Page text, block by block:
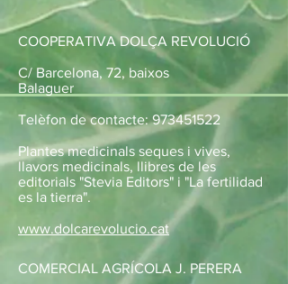
COOPERATIVA DOLÇA REVOLUCIÓ
C/ Barcelona, 72, baixos
Balaguer
Telèfon de contacte:973451522
Plantes medicinals seques i vives,
llavors medicinals, llibres de les
editorials "Stevia Editors" i "La fertilidad
es la tierra".
www.dolcarevolucio.cat
COMERCIAL AGRÍCOLA J. PERERA